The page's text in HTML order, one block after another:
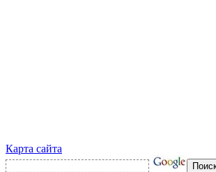
Карта сайта